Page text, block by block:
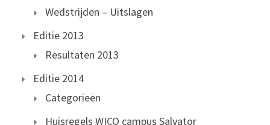
Wedstrijden – Uitslagen
Editie 2013
Resultaten 2013
Editie 2014
Categorieën
Huisregels WICO campus Salvator